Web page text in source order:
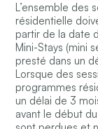
L’ensemble des
résidentielle
partir de la date
Mini-Stays (mini
presté dans un
Lorsque des
programmes
un délai de 3
avant le début